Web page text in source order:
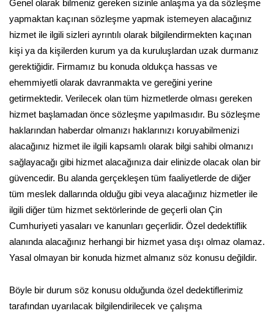
Genel olarak bilmeniz gereken sizinle anlaşma ya da sözleşme
yapmaktan kaçınan sözleşme yapmak istemeyen alacağınız
hizmet ile ilgili sizleri ayrıntılı olarak bilgilendirmekten kaçınan
kişi ya da kişilerden kurum ya da kuruluşlardan uzak durmanız
gerektiğidir. Firmamız bu konuda oldukça hassas ve
ehemmiyetli olarak davranmakta ve gereğini yerine
getirmektedir. Verilecek olan tüm hizmetlerde olması gereken
hizmet başlamadan önce sözleşme yapılmasıdır. Bu sözleşme
haklarından haberdar olmanızı haklarınızı koruyabilmenizi
alacağınız hizmet ile ilgili kapsamlı olarak bilgi sahibi olmanızı
sağlayacağı gibi hizmet alacağınıza dair elinizde olacak olan bir
güvencedir. Bu alanda gerçekleşen tüm faaliyetlerde de diğer
tüm meslek dallarında olduğu gibi veya alacağınız hizmetler ile
ilgili diğer tüm hizmet sektörlerinde de geçerli olan Çin
Cumhuriyeti yasaları ve kanunları geçerlidir. Özel dedektiflik
alanında alacağınız herhangi bir hizmet yasa dışı olmaz olamaz.
Yasal olmayan bir konuda hizmet almanız söz konusu değildir.
Böyle bir durum söz konusu olduğunda özel dedektiflerimiz
tarafından uyarılacak bilgilendirilecek ve çalışma